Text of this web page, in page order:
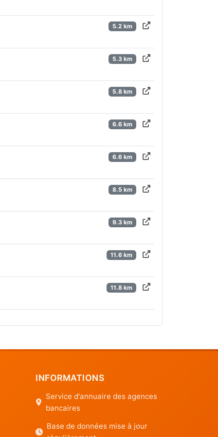
5.2 km
5.3 km
5.8 km
6.6 km
6.6 km
8.5 km
9.3 km
11.6 km
11.8 km
INFORMATIONS
Service d'annuaire des agences
bancaires
Base de données mise à jour